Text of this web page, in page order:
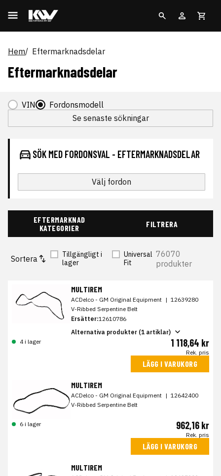
Hem Eftermarknadsdelar
Eftermarknadsdelar
VIN
Fordonsmodell
Se senaste sökningar
SÖK MED FORDONSVAL - EFTERMARKNADSDELAR
Välj fordon
EFTERMARKNAD
KATEGORIER
FILTRERA
Sortera
Tillgängligt i
lager
Universal
Fit
76070
produkter
MULTIREM
ACDelco - GM Original Equipment | 12639280
V-Ribbed Serpentine Belt
Ersätter:12610786
Alternativa produkter (1 artiklar)
4 i lager
1 118,64 kr
Rek. pris
LÄGG I VARUKORG
MULTIREM
ACDelco - GM Original Equipment | 12642400
V-Ribbed Serpentine Belt
6 i lager 962,16 kr
Rek. pris
LÄGG I VARUKORG
MULTIREM